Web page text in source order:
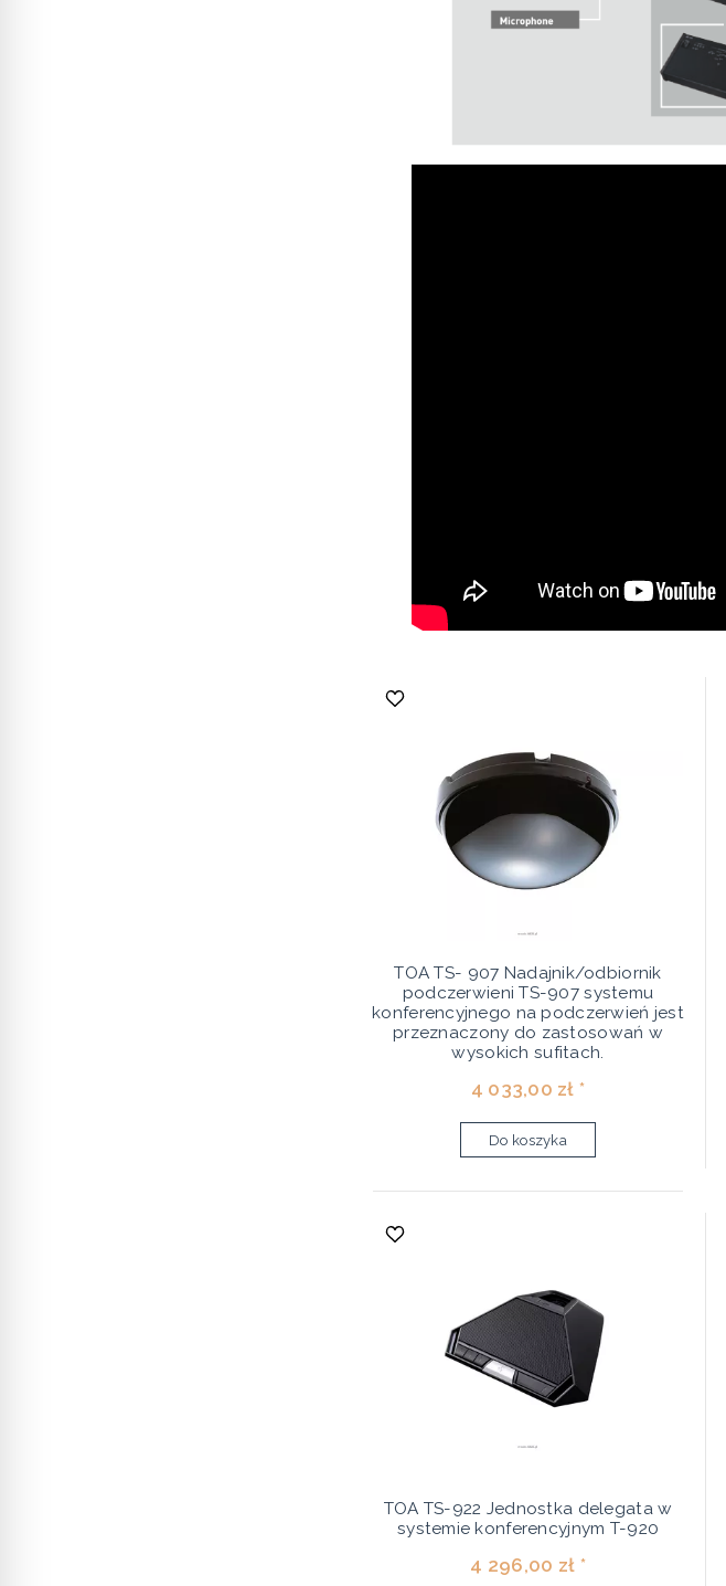
TOA TS- 907 Nadajnik/odbiornik
podczerwieni TS-907 systemu
konferencyjnego na podczerwień jest
przeznaczony do zastosowań w
wysokich sufitach.
4 033,00 zł *
Do koszyka
TOA TS-922 Jednostka delegata w
systemie konferencyjnym T-920
4 296,00 zł *